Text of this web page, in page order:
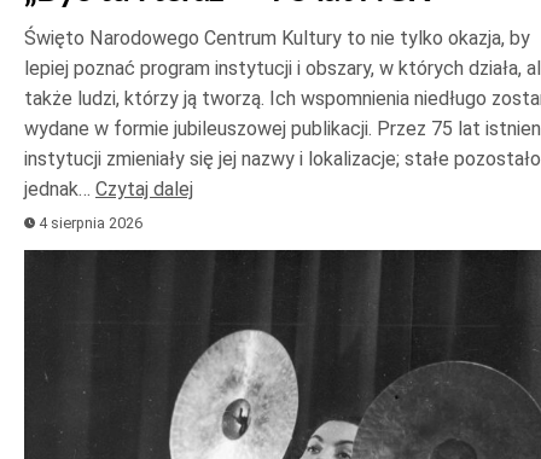
Święto Narodowego Centrum Kultury to nie tylko okazja, by
lepiej poznać program instytucji i obszary, w których działa,
także ludzi, którzy ją tworzą. Ich wspomnienia niedługo
wydane w formie jubileuszowej publikacji. Przez 75 lat
instytucji zmieniały się jej nazwy i lokalizacje; stałe pozostało
jednak… Czytaj dalej
4 sierpnia 2026